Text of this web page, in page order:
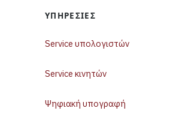
ΥΠΗΡΕΣΊΕΣ
Service υπολογιστών
Service κινητών
Ψηφιακή υπογραφή